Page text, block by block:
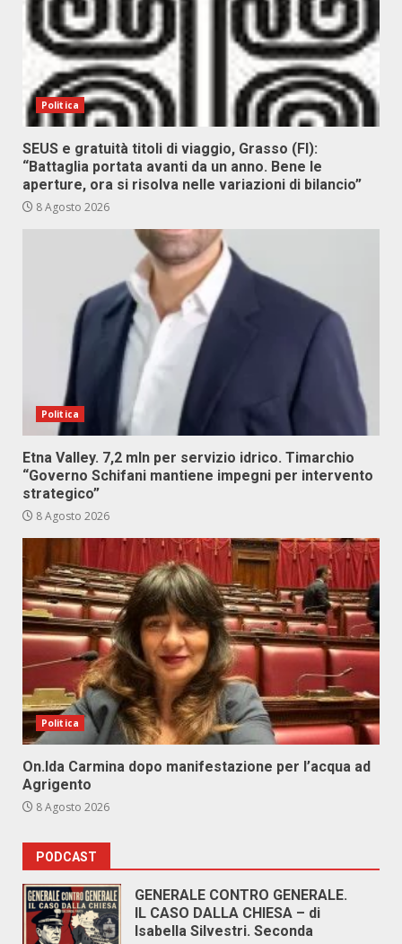
Politica
SEUS e gratuità titoli di viaggio, Grasso (FI):
“Battaglia portata avanti da un anno. Bene le
aperture, ora si risolva nelle variazioni di bilancio”
8 Agosto 2026
Politica
Etna Valley. 7,2 mln per servizio idrico. Timarchio
“Governo Schifani mantiene impegni per intervento
strategico”
8 Agosto 2026
Politica
On.Ida Carmina dopo manifestazione per l’acqua ad
Agrigento
8 Agosto 2026
PODCAST
GENERALE CONTRO GENERALE.
IL CASO DALLA CHIESA – di
Isabella Silvestri. Seconda